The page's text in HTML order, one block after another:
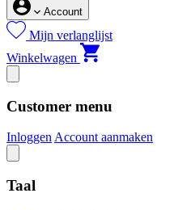
Account
Mijn verlanglijst
Winkelwagen
Customer menu
InloggenAccount aanmaken
Taal